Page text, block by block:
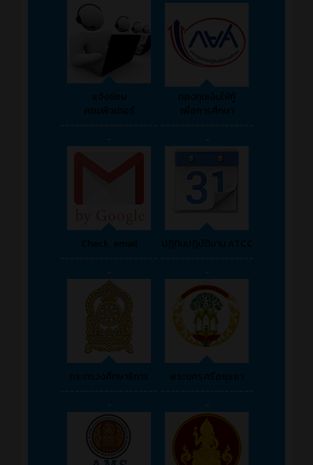
แจ้งซ่อม
คอมพิวเตอร์
กองทุนเงินให้กู้
เพื่อการศึกษา
--------------------
-
-------------------
-
Check email
ปฏิทินปฏิบัติงาน ATCC
--------------------
-
-------------------
-
กระทรวงศึกษาธิการ
พระนครศรีอยุธยา
--------------------
-
-------------------
-